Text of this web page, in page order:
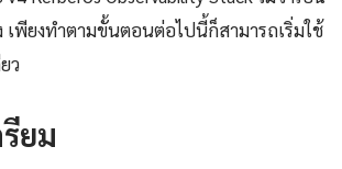
พียงทำตามขั้นตอนต่อไปนี้ก็สามารถเริ่มใช้
ว
ยม